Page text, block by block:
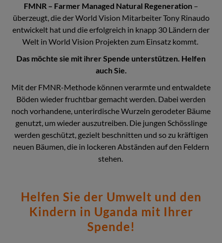
FMNR – Farmer Managed Natural Regeneration –
überzeugt, die der World Vision Mitarbeiter Tony Rinaudo
entwickelt hat und die erfolgreich in knapp 30 Ländern der
Welt in World Vision Projekten zum Einsatz kommt.
Das möchte sie mit ihrer Spende unterstützen. Helfen
auch Sie.
Mit der FMNR-Methode können verarmte und entwaldete
Böden wieder fruchtbar gemacht werden. Dabei werden
noch vorhandene, unterirdische Wurzeln gerodeter Bäume
genutzt, um wieder auszutreiben. Die jungen Schösslinge
werden geschützt, gezielt beschnitten und so zu kräftigen
neuen Bäumen, die in lockeren Abständen auf den Feldern
stehen.
Helfen Sie der Umwelt und den
Kindern in Uganda mit Ihrer
Spende!